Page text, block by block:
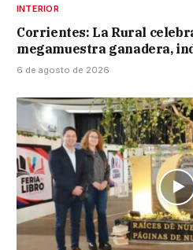
INTERIOR
Corrientes: La Rural
megamuestra ganadera,
6 de agosto de 2026